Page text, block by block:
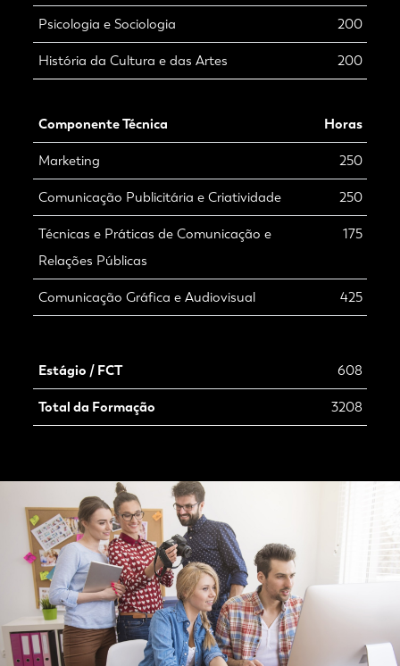
Psicologia e Sociologia 200
História da Cultura e das Artes 200
Componente Técnica Horas
Marketing 250
Comunicação Publicitária e Criatividade 250
Técnicas e Práticas de Comunicação e
Relações Públicas
175
Comunicação Gráfica e Audiovisual 425
Estágio / FCT 608
Total da Formação 3208